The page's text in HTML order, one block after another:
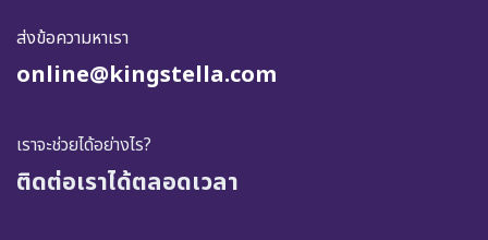
ส่งข้อความหาเรา
online@kingstella.com
เราจะช่วยได้อย่างไร?
ติดต่อเราได้ตลอดเวลา